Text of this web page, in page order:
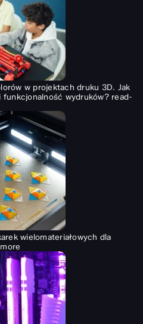
w projektach druku 3D. Jak
funkcjonalność wydruków? read-
wielomateriałowych dla